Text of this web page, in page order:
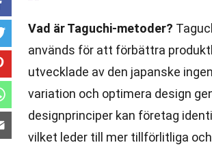
Vad är Taguchi-metoder?
används för att förbättra
utvecklade av den japanske
variation och optimera design
designprinciper kan företag
vilket leder till mer tillförlitliga